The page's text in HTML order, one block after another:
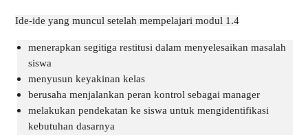
Ide-ide yang muncul setelah mempelajari modul 1.4
menerapkan segitiga restitusi dalam menyelesaikan masalah
siswa
menyusun keyakinan kelas
berusaha menjalankan peran kontrol sebagai manager
melakukan pendekatan ke siswa untuk mengidentifikasi
kebutuhan dasarnya